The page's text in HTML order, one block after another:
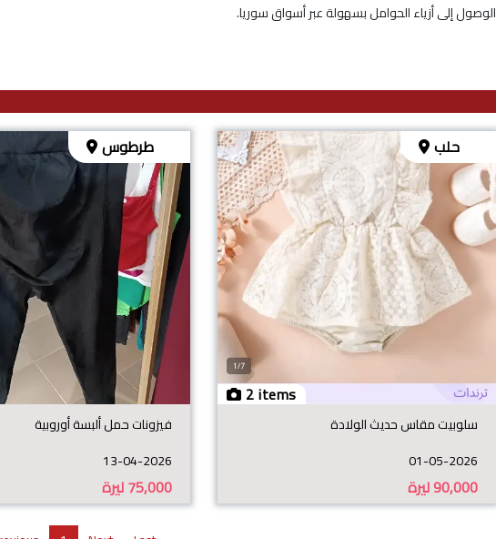
الوصول إلى أزياء الحوامل بسهولة عبر أسواق سوريا.
2 items
حلب
سلوبيت مقاس حديث الولادة
01-05-2026
ليرة90,000
طرطوس
فيزونات حمل ألبسة أوروبية
13-04-2026
ليرة75,000